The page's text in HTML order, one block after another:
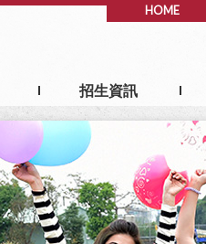
HOME
招生資訊